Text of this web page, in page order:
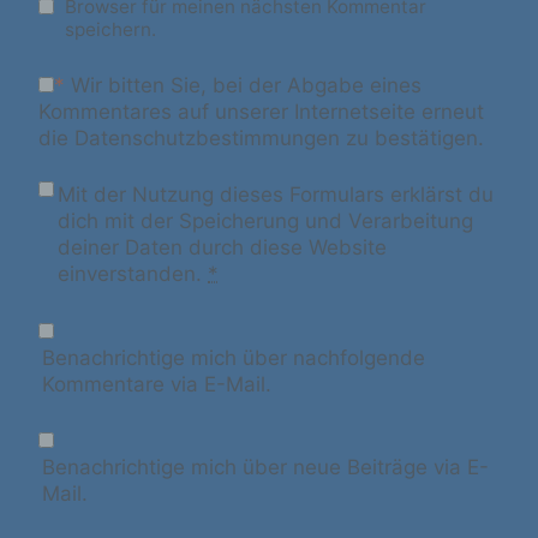
Browser für meinen nächsten Kommentar
speichern.
* Wir bitten Sie, bei der Abgabe eines
Kommentares auf unserer Internetseite erneut
die Datenschutzbestimmungen zu bestätigen.
Mit der Nutzung dieses Formulars erklärst du
dich mit der Speicherung und Verarbeitung
deiner Daten durch diese Website
einverstanden. *
Benachrichtige mich über nachfolgende
Kommentare via E-Mail.
Benachrichtige mich über neue Beiträge via E-
Mail.
natürlichen Person zu analysieren oder
f) Pseudonymisierung
Pseudonymisierung ist die Verarbeitung
personenbezogener Daten in einer Weise,
auf welche die personenbezogenen Daten
ohne Hinzuziehung zusätzlicher
Informationen nicht mehr einer spezifischen
Informationen gesondert aufbewahrt werden
und technischen und organisatorischen
einer identifizierten oder identifizierbaren
natürlichen Person zugewiesen werden.